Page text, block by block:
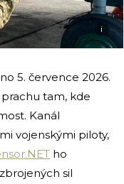
i
5. července 2026.
tam, kde
Kanál
vojenskými piloty,
ho
sil